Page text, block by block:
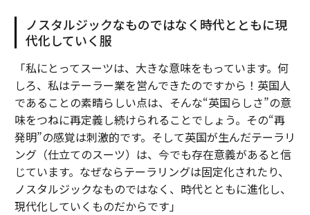
ノスタルジックなものではなく時代とともに現
代化していく服
「私にとってスーツは、大きな意味をもっています。何
しろ、私はテーラー業を営んできたのですから！英国人
であることの素晴らしい点は、そんな“英国らしさ”の意
味をつねに再定義し続けられることでしょう。その“再
発明”の感覚は刺激的です。そして英国が生んだテーラリ
ング（仕立てのスーツ）は、今でも存在意義があると信
じています。なぜならテーラリングは固定化されたり、
ノスタルジックなものではなく、時代とともに進化し、
現代化していくものだからです」